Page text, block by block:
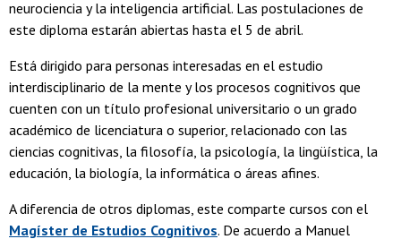
neurociencia y la inteligencia artificial. Las postulaciones de
este diploma estarán abiertas hasta el 5 de abril.
Está dirigido para personas interesadas en el estudio
interdisciplinario de la mente y los procesos cognitivos que
cuenten con un título profesional universitario o un grado
académico de licenciatura o superior, relacionado con las
ciencias cognitivas, la filosofía, la psicología, la lingüística, la
educación, la biología, la informática o áreas afines.
A diferencia de otros diplomas, este comparte cursos con el
Magíster de Estudios Cognitivos. De acuerdo a Manuel